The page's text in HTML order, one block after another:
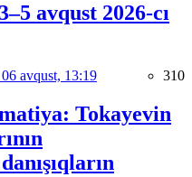
avqust 2026-cı
06 avqust, 13:19 310
Tokayevin